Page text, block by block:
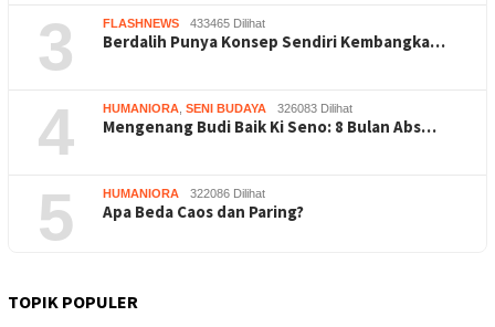
3 FLASHNEWS 433465 Dilihat
Berdalih Punya Konsep Sendiri Kembangka…
4 HUMANIORA SENI BUDAYA 326083 Dilihat
Mengenang Budi Baik Ki Seno: 8 Bulan Abs…
5 HUMANIORA 322086 Dilihat
Apa Beda Caos dan Paring?
TOPIK POPULER